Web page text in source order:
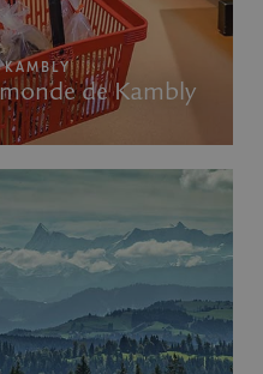
KAMBLY
de Kambly